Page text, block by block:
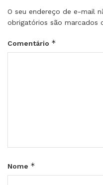
O seu endereço de e-mail
obrigatórios são marcados
Comentário *
Nome *